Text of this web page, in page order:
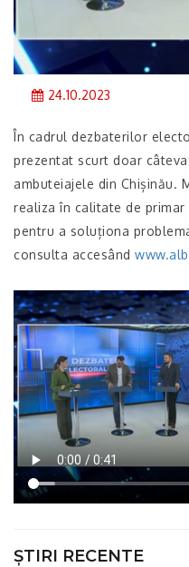
24.10.2023
În cadrul dezbaterilor
prezentat scurt doar
ambuteiajele din Chișinău.
realiza în calitate de primar
pentru a soluționa
consulta accesând
ȘTIRI RECENTE